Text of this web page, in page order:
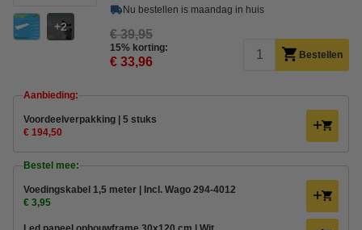
2
Nu bestellen is maandag in huis
€ 39,95
15% korting:
€ 33,96 Bestellen
Aanbieding:
Voordeelverpakking | 5 stuks
€ 194,50
Bestel mee:
Voedingskabel 1,5 meter | Incl. Wago 294-4012
€ 3,95